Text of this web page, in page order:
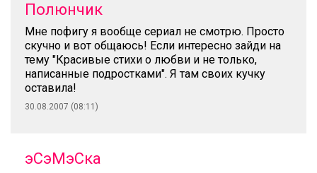
Полюнчик
Мне пофигу я вообще сериал не смотрю. Просто
скучно и вот общаюсь! Если интересно зайди на
тему "Красивые стихи о любви и не только,
написанные подростками". Я там своих кучку
оставила!
30.08.2007 (08:11)
эСэМэСка